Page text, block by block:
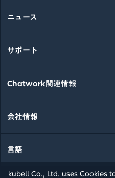
kubell Co., Ltd. uses Cookies
ニュース
サポート
Chatwork関連情報
会社情報
言語